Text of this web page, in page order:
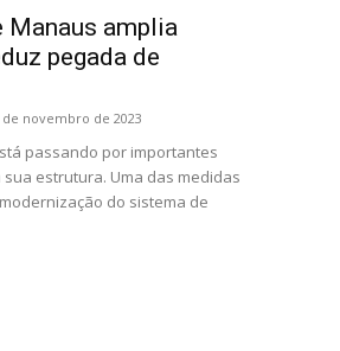
Manaus amplia
pegada de
de novembro de 2023
passando por importantes
estrutura. Uma das medidas
do sistema de